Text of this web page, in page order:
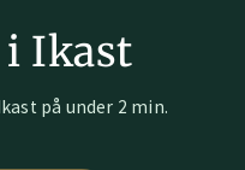
i Ikast
på under 2 min.